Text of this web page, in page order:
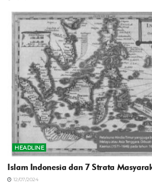
HEADLINE
Islam Indonesia dan 7 Strata
12/07/2024